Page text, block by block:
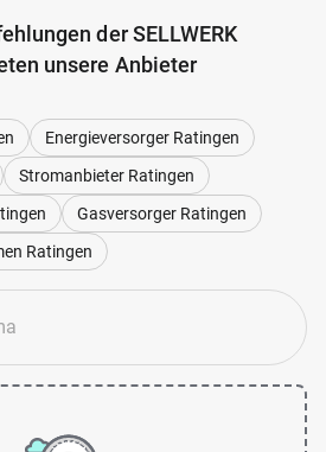
der SELLWERK
unsere Anbieter
Energieversorger Ratingen
Stromanbieter Ratingen
Gasversorger Ratingen
Ratingen